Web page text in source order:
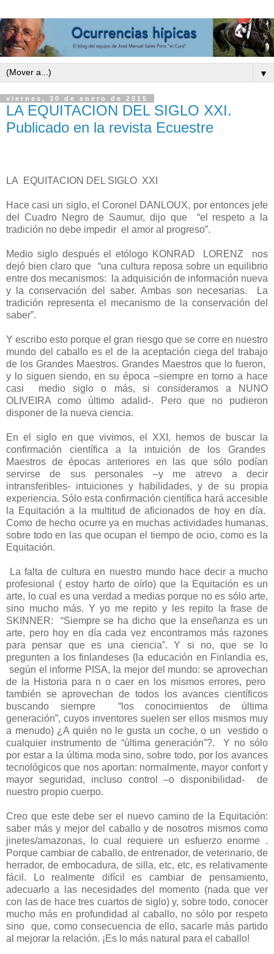
▼
viernes, 30 de enero de 2015
LA EQUITACION DEL SIGLO XXI.
Publicado en la revista Ecuestre
LA EQUITACION DEL SIGLO XXI
Hace casi un siglo, el Coronel DANLOUX, por entonces jefe
del Cuadro Negro de Saumur, dijo que
“el respeto a la
tradición no debe impedir el amor al progreso”.
Medio siglo después el etólogo KONRAD LORENZ
nos
dejó bien claro que
“una cultura reposa sobre un equilibrio
entre dos mecanismos:
la adquisición de información nueva
y la conservación del saber. Ambas son necesarias.
La
tradición representa el mecanismo de la conservación del
saber”.
Y escribo esto porque el gran riesgo que se corre en nuestro
mundo del caballo es el de la aceptación ciega del trabajo
de los Grandes Maestros. Grandes Maestros que lo fueron,
y lo siguen siendo, en su época –siempre en torno a hace
casi
medio siglo o más, si consideramos a NUNO
OLIVEIRA como último adalid-. Pero que no pudieron
disponer de la nueva ciencia.
En el siglo en que vivimos, el XXI, hemos de buscar la
confirmación científica a la intuición de los Grandes
Maestros de épocas anteriores en las que sólo podían
servirse de sus personales –y me atrevo a decir
intransferibles- intuiciones y habilidades, y de su propia
experiencia. Sólo esta confirmación científica hará accesible
la Equitación a la multitud de aficionados de hoy en día.
Como de hecho ocurre ya en muchas actividades humanas,
sobre todo en las que ocupan el tiempo de ocio, como es la
Equitación.
La falta de cultura en nuestro mundo hace decir a mucho
profesional ( estoy harto de oírlo) que la Equitación es un
arte, lo cual es una verdad a medias porque no es sólo arte,
sino mucho más. Y yo me repito y les repito la frase de
SKINNER:
“Siempre se ha dicho que la enseñanza es un
arte, pero hoy en día cada vez encontramos más razones
para pensar que es una ciencia”. Y si no, que se lo
pregunten a los finlandeses (la educación en Finlandia es,
según el informe PISA, la mejor del mundo: se aprovechan
de la Historia para n o caer en los mismos errores, pero
también se aprovechan de todos los avances científicos
buscando siempre
“los conocimientos de última
generación”, cuyos inventores suelen ser ellos mismos muy
a menudo) ¿A quién no le gusta un coche, o un
vestido o
cualquier instrumento de “última generación”?.
Y no sólo
por estar a la última moda sino, sobre todo, por los avances
tecnológicos que nos aportan: normalmente, mayor confort y
mayor seguridad, incluso control –o disponibilidad-
de
nuestro propio cuerpo.
Creo que este debe ser el nuevo camino de la Equitación:
saber más y mejor del caballo y de nosotros mismos como
jinetes/amazonas, lo cual requiere un esfuerzo enorme .
Porque cambiar de caballo, de entrenador, de veterinario, de
herrador, de embocadura, de silla, etc, etc, es relativamente
fácil. Lo realmente difícil es cambiar de pensamiento,
adecuarlo a las necesidades del momento (nada que ver
con las de hace tres cuartos de siglo) y, sobre todo, conocer
mucho más en profundidad al caballo, no sólo por respeto
sino
que, como consecuencia de ello, sacarle más partido
al mejorar la relación. ¡Es lo más natural para el caballo!